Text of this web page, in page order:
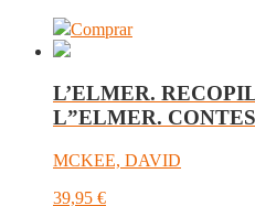
Comprar
L’ELMER.
L”ELMER.
MCKEE, DAVID
39,95 €